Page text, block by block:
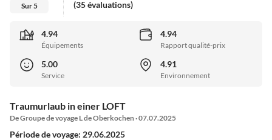
Sur 5 (35 évaluations)
4.94
Équipements
4.94
Rapport qualité-prix
5.00
Service
4.91
Environnement
Traumurlaub in einer LOFT
De Groupe de voyage L de Oberkochen · 07.07.2025
Période de voyage: 29.06.2025